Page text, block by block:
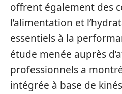
offrent également des
l’alimentation et
essentiels à la
étude menée auprès
professionnels a
intégrée à base de